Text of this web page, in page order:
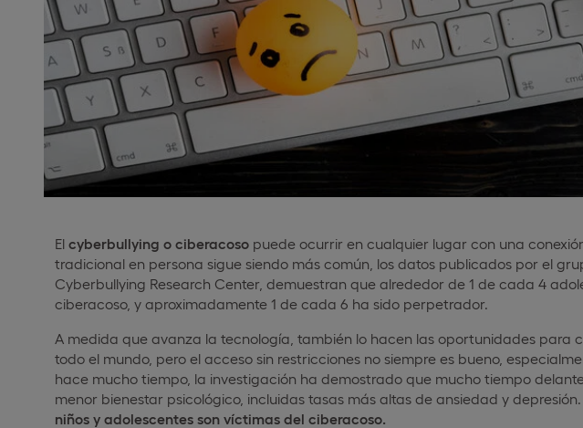
El cyberbullying o ciberacoso puede ocurrir en cualquier lugar con una
tradicional en persona sigue siendo más común, los datos publicados por el
Cyberbullying Research Center, demuestran que alrededor de 1 de cada 4
ciberacoso, y aproximadamente 1 de cada 6 ha sido perpetrador.
A medida que avanza la tecnología, también lo hacen las oportunidades para
todo el mundo, pero el acceso sin restricciones no siempre es bueno,
hace mucho tiempo, la investigación ha demostrado que mucho tiempo
menor bienestar psicológico, incluidas tasas más altas de ansiedad y depresión.
niños y adolescentes son víctimas del ciberacoso.